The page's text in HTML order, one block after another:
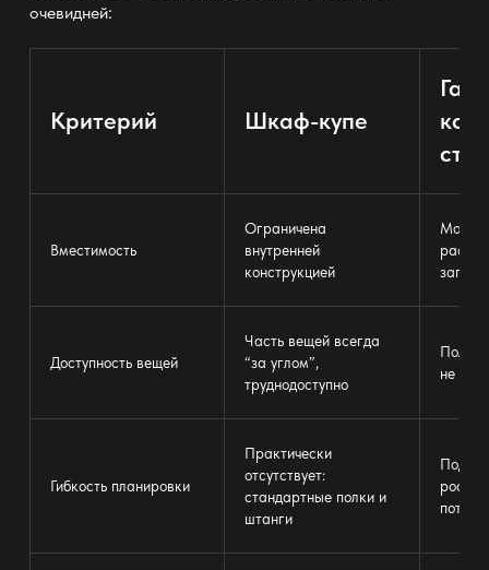
очевидней:
Критерий Шкаф-купе
Вместимость
Ограничена
внутренней
конструкцией
Доступность вещей
Часть вещей всегда
“за углом”,
труднодоступно
не
Гибкость планировки
Практически
отсутствует:
стандартные полки и
штанги
рост,